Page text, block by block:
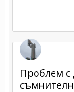
Проблем с